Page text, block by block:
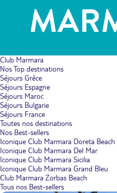
Club Marmara
Nos Top destinations
Séjours Grèce
Séjours Espagne
Séjours Maroc
Séjours Bulgarie
Séjours France
Toutes nos destinations
Nos Best-sellers
Iconique Club Marmara Doreta Beach
Iconique Club Marmara Del Mar
Iconique Club Marmara Sicilia
Iconique Club Marmara Grand Bleu
Club Marmara Zorbas Beach
Tous nos Best-sellers